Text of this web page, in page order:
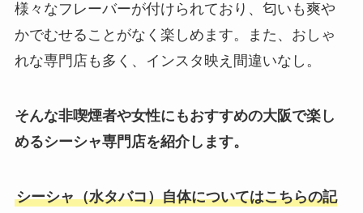
様々なフレーバーが付けられており、匂いも爽や
かでむせることがなく楽しめます。また、おしゃ
れな専門店も多く、インスタ映え間違いなし。
そんな非喫煙者や女性にもおすすめの大阪で楽し
めるシーシャ専門店を紹介します。
シーシャ（水タバコ）自体についてはこちらの記